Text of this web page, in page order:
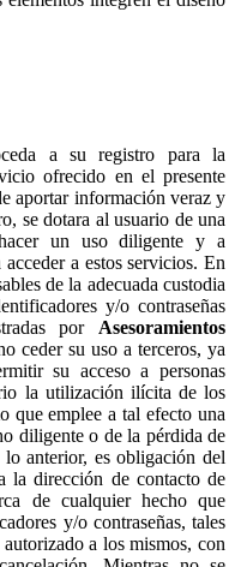
a su registro para la
ofrecido en el presente
aportar información veraz y
se dotara al usuario de una
un uso diligente y a
a estos servicios. En
de la adecuada custodia
y/o contraseñas
por
ceder su uso a terceros, ya
su acceso a personas
la utilización ilícita de los
que emplee a tal efecto una
diligente o de la pérdida de
anterior, es obligación del
la dirección de contacto de
de cualquier hecho que
y/o contraseñas, tales
a los mismos, con